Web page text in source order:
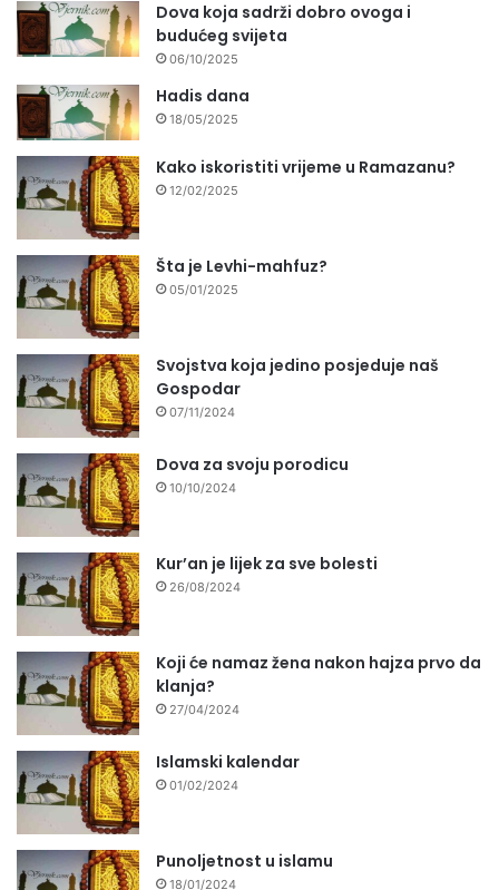
Dova koja sadrži dobro ovoga i
budućeg svijeta
06/10/2025
Hadis dana
18/05/2025
Kako iskoristiti vrijeme u Ramazanu?
12/02/2025
Šta je Levhi-mahfuz?
05/01/2025
Svojstva koja jedino posjeduje naš
Gospodar
07/11/2024
Dova za svoju porodicu
10/10/2024
Kur’an je lijek za sve bolesti
26/08/2024
Koji će namaz žena nakon hajza prvo da
klanja?
27/04/2024
Islamski kalendar
01/02/2024
Punoljetnost u islamu
18/01/2024